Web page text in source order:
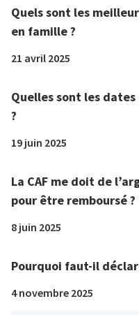
Quels sont les
en famille ?
21 avril 2025
Quelles sont les dates
?
19 juin 2025
La CAF me doit de
pour être remboursé ?
8 juin 2025
Pourquoi faut-il
4 novembre 2025